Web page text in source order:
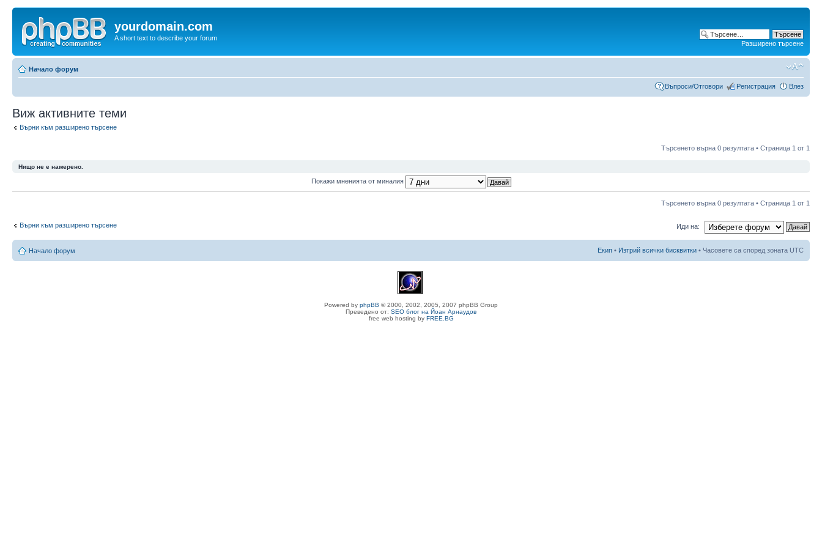
yourdomain.com
A short text to describe your forum
Разширено търсене
Начало форум
Въпроси/Отговори Регистрация Влез
Виж активните теми
Върни към разширено търсене
Търсенето върна 0 резултата • Страница 1 от 1
Нищо не е намерено.
Покажи мненията от миналия
Търсенето върна 0 резултата • Страница 1 от 1
Върни към разширено търсене Иди на:
Начало форум Екип • Изтрий всички бисквитки • Часовете са според зоната UTC
Powered by phpBB © 2000, 2002, 2005, 2007 phpBB Group
Преведено от: SEO блог на Йоан Арнаудов
free web hosting by FREE.BG